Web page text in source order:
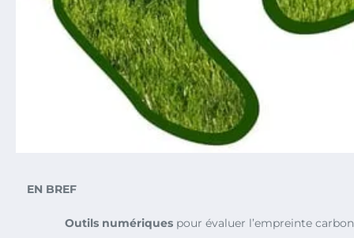
EN BREF
Outils numériques pour évaluer l’empreinte